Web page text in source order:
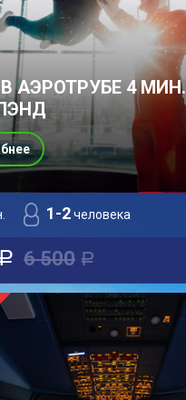
АЭРОТРУБЕ 4 МИН.
1-2человека
a 6 500 a